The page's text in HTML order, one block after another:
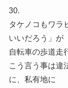
30.
タケノコもワラ
いいだろう」が
自転車の歩道走
こう言う事は違
に、私有地に